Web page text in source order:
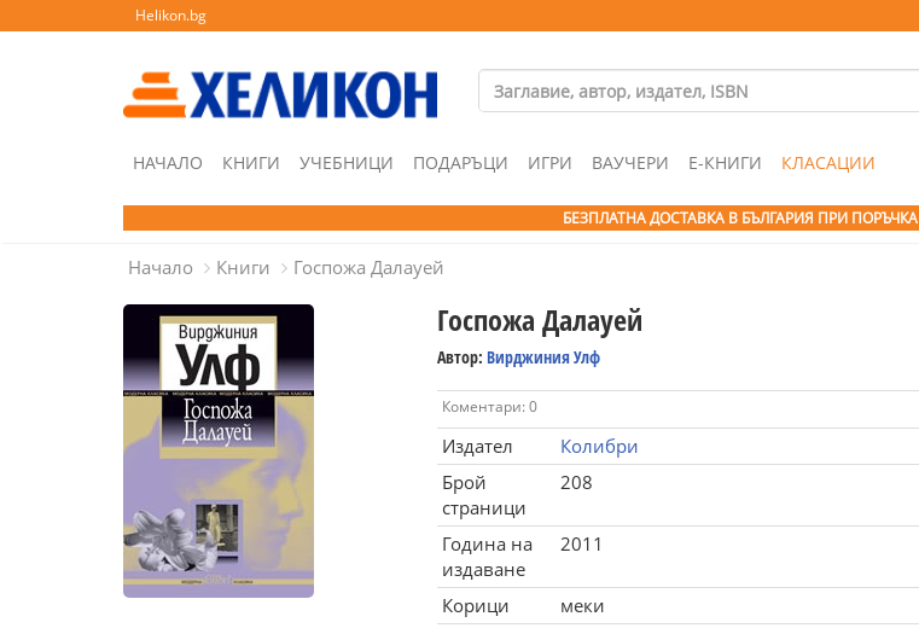
Helikon.bg
НАЧАЛО КНИГИ УЧЕБНИЦИ ПОДАРЪЦИ ИГРИ ВАУЧЕРИ Е-КНИГИ КЛАСАЦИИ
БЕЗПЛАТНА ДОСТАВКА В БЪЛГАРИЯ ПРИ ПОРЪЧКА
Начало Книги Госпожа Далауей
Госпожа Далауей
Автор: Вирджиния Улф
Коментари: 0
Издател
Колибри
Брой
страници
208
Година на
издаване
2011
Корици
меки